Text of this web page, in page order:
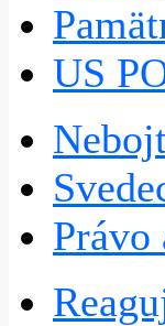
US
Právo